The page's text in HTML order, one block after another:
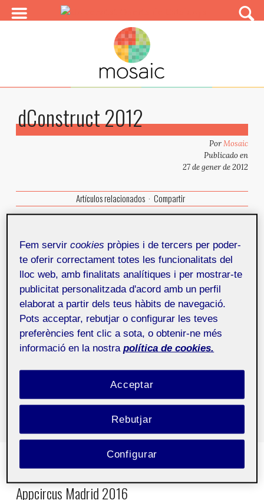
dConstruct 2012
PorMosaic
Publicado en
27 de gener de 2012
Artículos relacionados Compartir
Brighton, Inglaterra, UK
http://2012.dconstruct.org/
Etiquetas: agenda
Comparte este artículo
Artículos relacionados
Appcircus Madrid 2016
Fem servircookies pròpies i de tercers per poder-
te oferir correctament totes les funcionalitats del
lloc web, amb finalitats analítiques i per mostrar-te
publicitat personalitzada d'acord amb un perfil
elaborat a partir dels teus hàbits de navegació.
Pots acceptar, rebutjar o configurar les teves
preferències fent clic a sota, o obtenir-ne més
informació en la nostra política de cookies.
Rebutjar
Acceptar
Configurar